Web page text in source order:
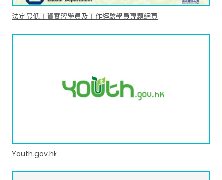
法定最低工資實習學員及工作經驗學員專題網頁
Youth.gov.hk